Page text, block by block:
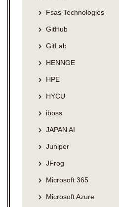
Fsas Technologies
GitHub
GitLab
HENNGE
HPE
HYCU
iboss
JAPAN AI
Juniper
JFrog
Microsoft 365
Microsoft Azure